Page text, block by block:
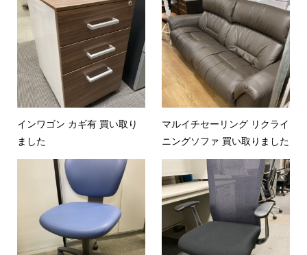
インワゴン カギ有 買い取り
ました
マルイチセーリング リクライ
ニングソファ 買い取りました